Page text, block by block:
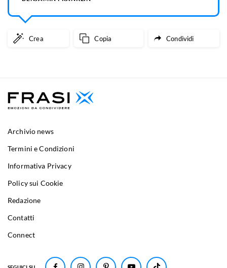
Crea Copia Condividi
Archivio news
Termini e Condizioni
Informativa Privacy
Policy sui Cookie
Redazione
Contatti
Connect